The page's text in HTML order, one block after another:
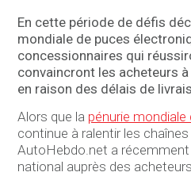
En cette période de défis
mondiale de puces
concessionnaires qui
convaincront les acheteurs
en raison des délais de
Alors que la pénurie
continue à ralentir les
AutoHebdo.net a
national auprès des